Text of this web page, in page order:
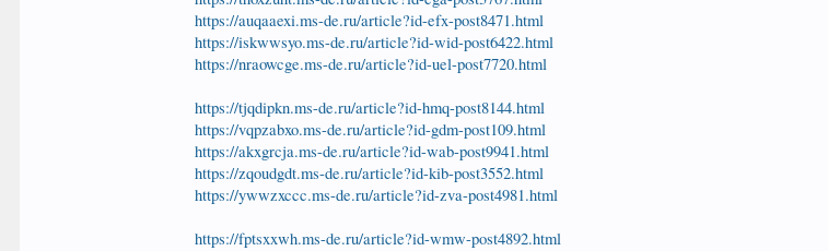
https://auqaaexi.ms-de.ru/article?id-efx-post8471.html
https://iskwwsyo.ms-de.ru/article?id-wid-post6422.html
https://nraowcge.ms-de.ru/article?id-uel-post7720.html
https://tjqdipkn.ms-de.ru/article?id-hmq-post8144.html
https://vqpzabxo.ms-de.ru/article?id-gdm-post109.html
https://akxgrcja.ms-de.ru/article?id-wab-post9941.html
https://zqoudgdt.ms-de.ru/article?id-kib-post3552.html
https://ywwzxccc.ms-de.ru/article?id-zva-post4981.html
https://fptsxxwh.ms-de.ru/article?id-wmw-post4892.html